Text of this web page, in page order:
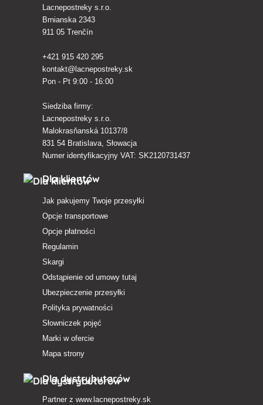
Lacnepostreky s.r.o.
Brnianska 2343
911 05 Trenčín
+421 915 420 295
kontakt@lacnepostreky.sk
Pon - Pt 9:00 - 16:00
Siedziba firmy:
Lacnepostreky s.r.o.
Malokrasňanská 10137/8
831 54 Bratislava, Słowacja
Numer identyfikacyjny VAT: SK2120731437
Dla klientów
Jak pakujemy Twoje przesyłki
Opcje transportowe
Opcje płatności
Regulamin
Skargi
Odstąpienie od umowy tutaj
Ubezpieczenie przesyłki
Polityka prywatności
Słowniczek pojęć
Marki w ofercie
Mapa strony
Dla dystrybutorów
Partner z www.lacnepostreky.sk